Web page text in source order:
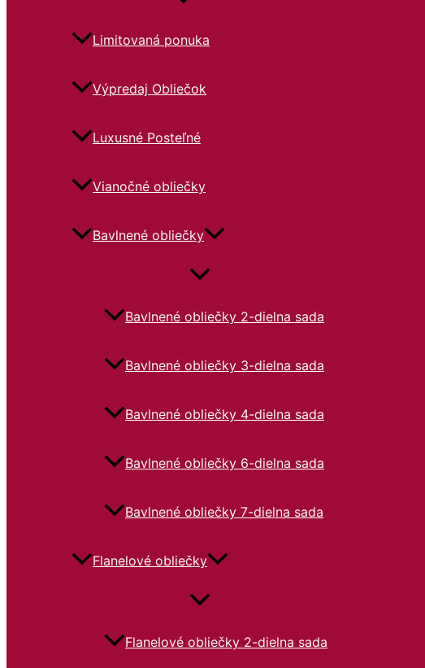
Limitovaná ponuka
Výpredaj Obliečok
Luxusné Posteľné
Vianočné obliečky
Bavlnené obliečky
Bavlnené obliečky 2-dielna sada
Bavlnené obliečky 3-dielna sada
Bavlnené obliečky 4-dielna sada
Bavlnené obliečky 6-dielna sada
Bavlnené obliečky 7-dielna sada
Flanelové obliečky
Flanelové obliečky 2-dielna sada